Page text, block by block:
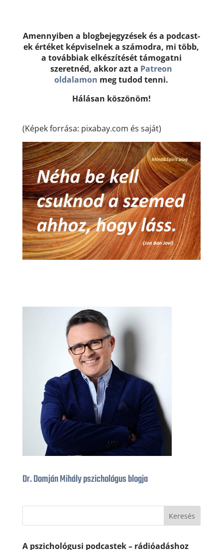
Amennyiben a blogbejegyzések és a podcast-
ek értéket képviselnek a számodra, mi több,
a továbbiak elkészítését támogatni
szeretnéd, akkor azt a Patreon
oldalamon meg tudod tenni.
Hálásan köszönöm!
(Képek forrása: pixabay.com és saját)
Dr. Domján Mihály pszichológus blogja
A pszichológusi podcastek – rádióadáshoz